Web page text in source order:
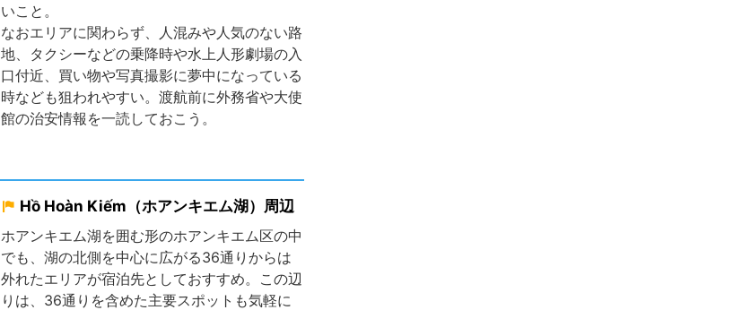
いこと。
なおエリアに関わらず、人混みや人気のない路
地、タクシーなどの乗降時や水上人形劇場の入
口付近、買い物や写真撮影に夢中になっている
時なども狙われやすい。渡航前に外務省や大使
館の治安情報を一読しておこう。
Hồ Hoàn Kiếm（ホアンキエム湖）周辺
ホアンキエム湖を囲む形のホアンキエム区の中
でも、湖の北側を中心に広がる36通りからは
外れたエリアが宿泊先としておすすめ。この辺
りは、36通りを含めた主要スポットも気軽に